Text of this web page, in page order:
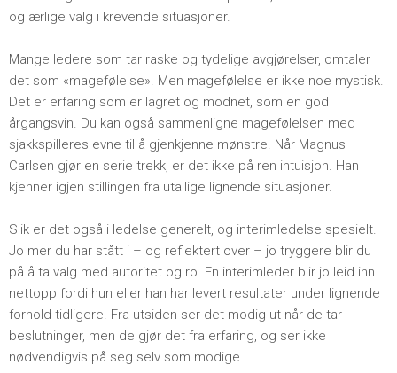
og ærlige valg i krevende situasjoner.
Mange ledere som tar raske og tydelige avgjørelser, omtaler
det som «magefølelse». Men magefølelse er ikke noe mystisk.
Det er erfaring som er lagret og modnet, som en god
årgangsvin. Du kan også sammenligne magefølelsen med
sjakkspilleres evne til å gjenkjenne mønstre. Når Magnus
Carlsen gjør en serie trekk, er det ikke på ren intuisjon. Han
kjenner igjen stillingen fra utallige lignende situasjoner.
Slik er det også i ledelse generelt, og interimledelse spesielt.
Jo mer du har stått i – og reflektert over – jo tryggere blir du
på å ta valg med autoritet og ro. En interimleder blir jo leid inn
nettopp fordi hun eller han har levert resultater under lignende
forhold tidligere. Fra utsiden ser det modig ut når de tar
beslutninger, men de gjør det fra erfaring, og ser ikke
nødvendigvis på seg selv som modige.